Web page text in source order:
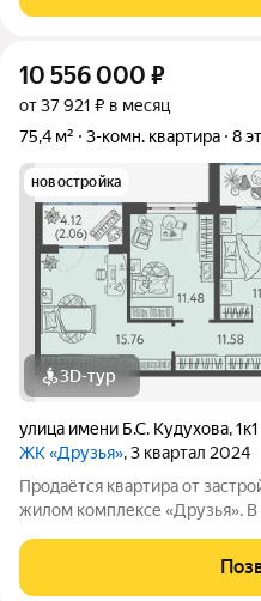
10 556 000 ₽
от 37 921 ₽ в месяц
75,4 м²
3-комн. квартира 8
новостройка
3D-тур
улица имени Б.С. Кудухова,1к1
ЖК «Друзья», 3 квартал 2024
Продаётся квартира от
жилом комплексе «Друзья». В
Бесплатные игровая комната